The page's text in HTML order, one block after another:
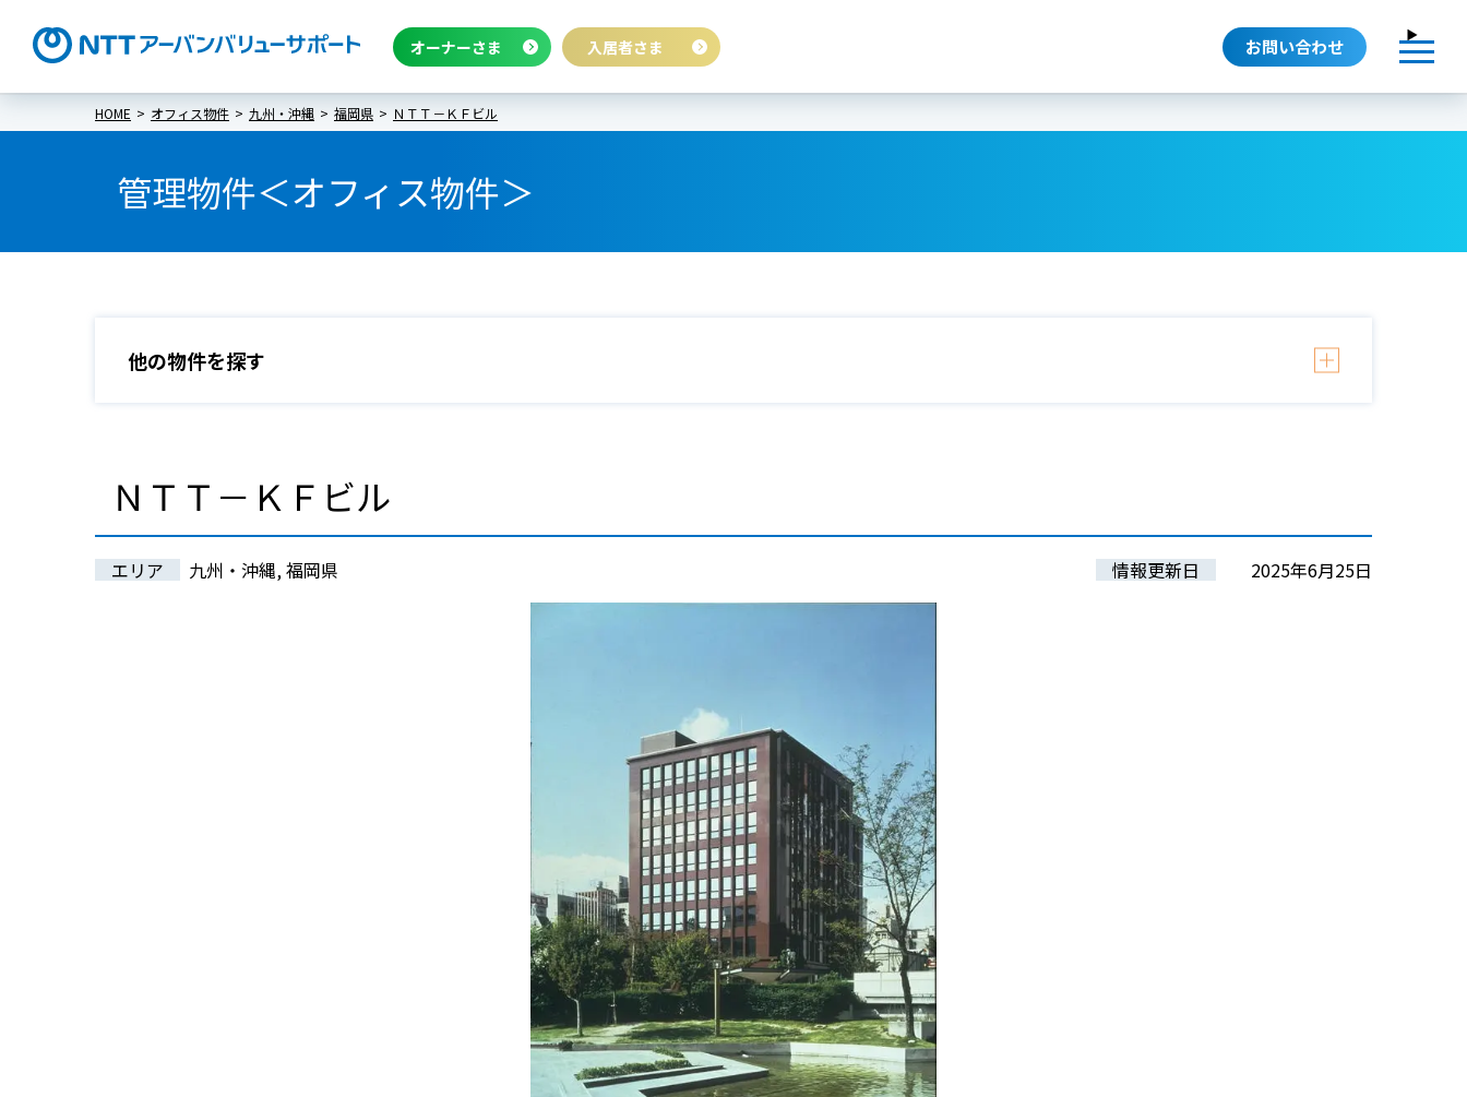
オーナーさま 入居者さま お問い合わせ
HOME オフィス物件 九州・沖縄 福岡県 ＮＴＴ－ＫＦビル
管理物件＜オフィス物件＞
ＮＴＴ－ＫＦビル
エリア 九州・沖縄, 福岡県 情報更新日 2025年6月25日